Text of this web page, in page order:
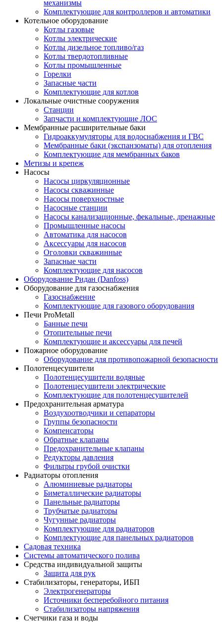
механизмы
Комплектующие для контроллеров и автоматики
Котельное оборудование
Котлы газовые
Котлы электрические
Котлы дизельное топливо/газ
Котлы твердотопливные
Котлы промышленные
Горелки
Запасные части
Комплектующие для котлов
Локальные очистные сооружения
Станции
Запчасти и комплектующие ЛОС
Мембранные расширительные баки
Гидроаккумуляторы для водоснабжения и ГВС
Мембранные баки (экспанзоматы) для отопления
Комплектующие для мембранных баков
Метизы и крепеж
Насосы
Насосы циркуляционные
Насосы скважинные
Насосы поверхностные
Насосные станции
Насосы канализационные, фекальные, дренажные
Промышленные насосы
Автоматика для насосов
Аксессуары для насосов
Оголовки скважинные
Запасные части
Комплектующие для насосов
Оборудование Ридан (Danfoss)
Оборудование для газоснабжения
Газоснабжение
Комплектующие для газового оборудования
Печи ProMetall
Банные печи
Отопительные печи
Комплектующие и аксессуары для печей
Пожарное оборудование
Оборудование для противопожарной безопасности
Полотенцесушители
Полотенцесушители водяные
Полотенцесушители электрические
Комплектующие для полотенцесушителей
Предохранительная арматура
Воздухоотводчики и сепараторы
Группы безопасности
Компенсаторы
Обратные клапаны
Предохранительные клапаны
Редукторы давления
Фильтры грубой очистки
Радиаторы отопления
Алюминиевые радиаторы
Биметаллические радиаторы
Панельные радиаторы
Трубчатые радиаторы
Чугунные радиаторы
Комплектующие для радиаторов
Комплектующие для панельных радиаторов
Садовая техника
Системы автоматического полива
Средства индивидуальной защиты
Защита для рук
Стабилизаторы, генераторы, ИБП
Электрогенераторы
Источники бесперебойного питания
Стабилизаторы напряжения
Счетчики газа и воды